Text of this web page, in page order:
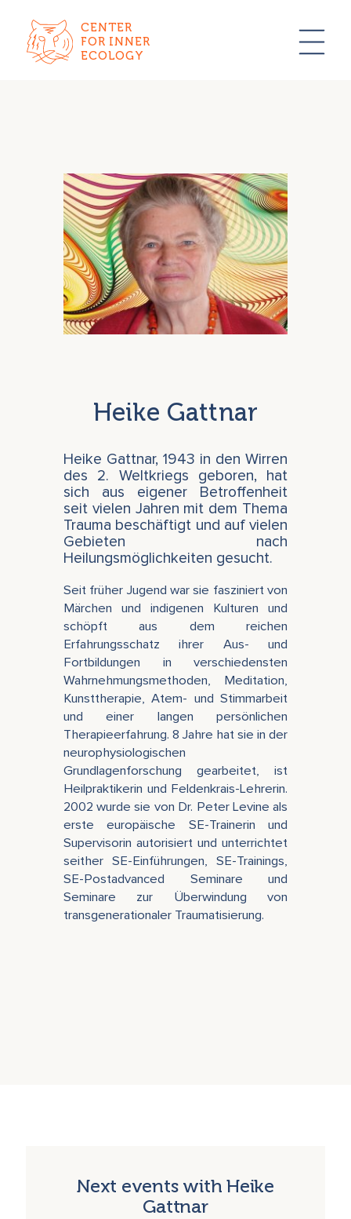
CENTER
FOR INNER
ECOLOGY
Heike Gattnar
Heike Gattnar, 1943 in den Wirren
des 2. Weltkriegs geboren, hat
sich aus eigener Betroffenheit
seit vielen Jahren mit dem Thema
Trauma beschäftigt und auf vielen
Gebieten nach
Heilungsmöglichkeiten gesucht.
Seit früher Jugend war sie fasziniert von
Märchen und indigenen Kulturen und
schöpft aus dem reichen
Erfahrungsschatz ihrer Aus- und
Fortbildungen in verschiedensten
Wahrnehmungsmethoden, Meditation,
Kunsttherapie, Atem- und Stimmarbeit
und einer langen persönlichen
Therapieerfahrung. 8 Jahre hat sie in der
neurophysiologischen
Grundlagenforschung gearbeitet, ist
Heilpraktikerin und Feldenkrais-Lehrerin.
2002 wurde sie von Dr. Peter Levine als
erste europäische SE-Trainerin und
Supervisorin autorisiert und unterrichtet
seither SE-Einführungen, SE-Trainings,
SE-Postadvanced Seminare und
Seminare zur Überwindung von
transgenerationaler Traumatisierung.
Next events with Heike
Gattnar